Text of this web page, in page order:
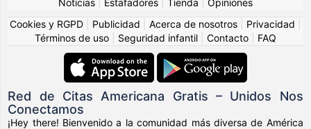
Noticias Estafadores Tienda
Opiniones
Cookies y RGPD
Publicidad Acerca de nosotros Privacidad
Términos de uso
Seguridad infantil Contacto FAQ
Red de Citas Americana Gratis – Unidos Nos
Conectamos
¡Hey there! Bienvenido a la comunidad más diversa de América